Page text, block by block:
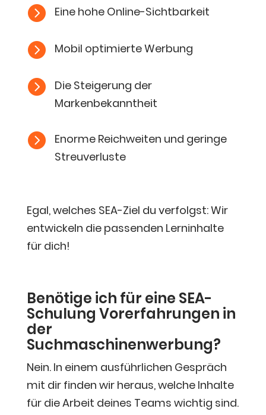
 Eine hohe Online-Sichtbarkeit
 Mobil opti­mier­te Werbung

Die Stei­ge­rung der
Markenbekanntheit

Enor­me Reich­wei­ten und gerin­ge
Streuverluste
Egal, wel­ches SEA-Ziel du ver­folgst: Wir
ent­wi­ckeln die pas­sen­den Lern­in­hal­te
für dich!
Benö­ti­ge ich für eine SEA-
Schu­lung Vor­er­fah­run­gen in
der
Suchmaschinenwerbung?
Nein. In einem aus­führ­li­chen Gespräch
mit dir fin­den wir her­aus, wel­che Inhal­te
für die Arbeit dei­nes Teams wich­tig sind.